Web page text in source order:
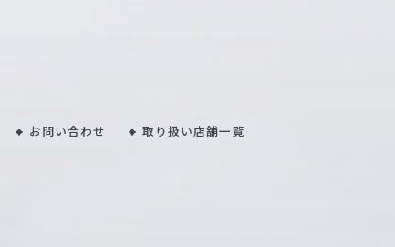
お問い合わせ 取り扱い店舗一覧